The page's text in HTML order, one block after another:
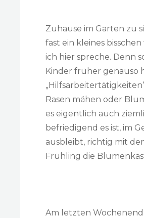
Zuhause im Garten zu
fast ein kleines
ich hier spreche. Denn
Kinder früher genauso
Rasen mähen oder
es eigentlich auch
befriedigend es ist, im
ausbleibt, richtig mit
Frühling die
Am letzten